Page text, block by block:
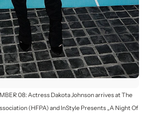
08: Actress Dakota Johnson arrives at The
(HFPA) and InStyle Presents „A Night Of